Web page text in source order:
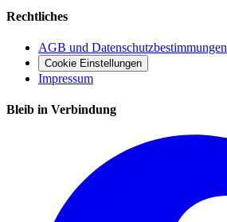
Rechtliches
AGB und Datenschutzbestimmungen
Cookie Einstellungen
Impressum
Bleib in Verbindung